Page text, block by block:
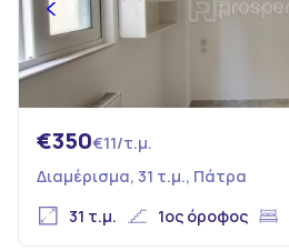
€350€11/τ.μ.
Διαμέρισμα, 31 τ.μ., Πάτρα
31 τ.μ.
1ος όροφος